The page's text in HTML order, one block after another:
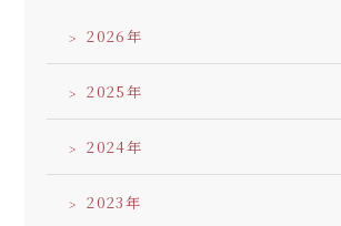
2026
2025
2024
2023